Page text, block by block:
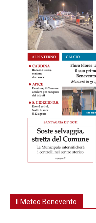
Il Meteo Benevento